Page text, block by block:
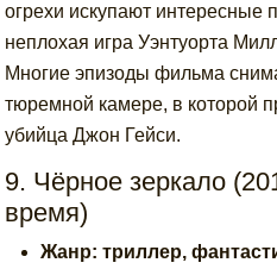
огрехи искупают интересные
неплохая игра Уэнтуорта
Многие эпизоды фильма
тюремной камере, в которой
убийца Джон Гейси.
9. Чёрное зеркало
время)
Жанр: триллер,